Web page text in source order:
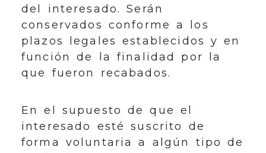
del interesado. Serán
conservados conforme a los
plazos legales establecidos y en
función de la finalidad por la
que fueron recabados.
En el supuesto de que el
interesado esté suscrito de
forma voluntaria a algún tipo de